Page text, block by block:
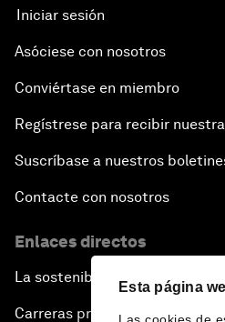
Esta página
Iniciar sesión
Asóciese con nosotros
Conviértase en miembro
Regístrese para recibir
Suscríbase a nuestros
Contacte con nosotros
Enlaces directos
La sostenibilidad en el Foro
Carreras profesionales